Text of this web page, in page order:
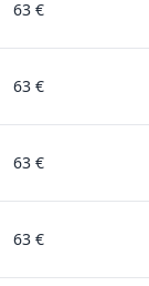
63 €
63 €
63 €
63 €